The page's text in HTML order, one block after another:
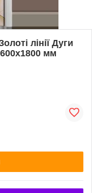
лінії Дуги
мм